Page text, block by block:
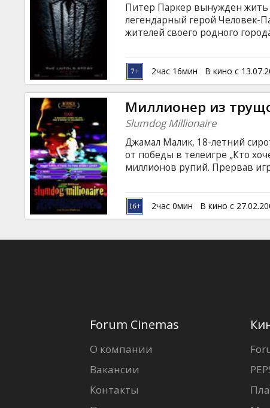
Питер Паркер вынужден
легендарный герой
жителей своего родного
доктор Курт Коннерс
панику на жителей округи. В
маньяк Клетус Кэсэди, уже
2час 16мин В кино с
Миллионер из
Slumdog Millionaire
Джамал Малик, 18-летний
от победы в телеигре „Кто
миллионов рупий. Прервав
много? На допросе в полиции
своей жизни: о пережитых
местными бандами, о своей
телевикторины.
2час 0мин В кино с
Forum Cinemas
О компании
Вакансии
Контакты